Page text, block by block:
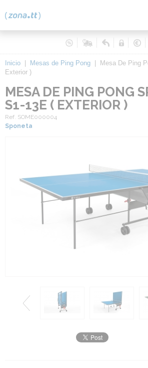
Inicio Mesas de Ping Pong
Mesa De Ping
Exterior )
MESA DE PING PONG
S1-13E ( EXTERIOR )
Ref. SOME000004
Sponeta